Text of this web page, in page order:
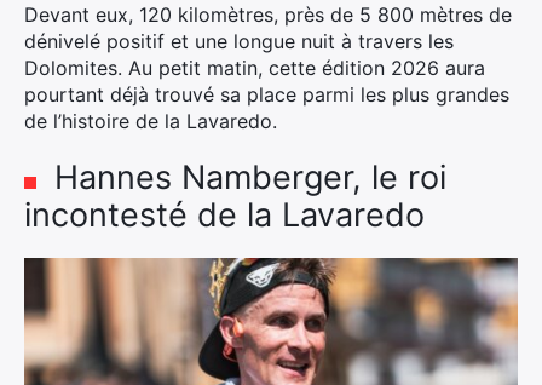
Devant eux, 120 kilomètres, près de 5 800 mètres de
dénivelé positif et une longue nuit à travers les
Dolomites. Au petit matin, cette édition 2026 aura
pourtant déjà trouvé sa place parmi les plus grandes
de l’histoire de la Lavaredo.
Hannes Namberger, le roi
incontesté de la Lavaredo